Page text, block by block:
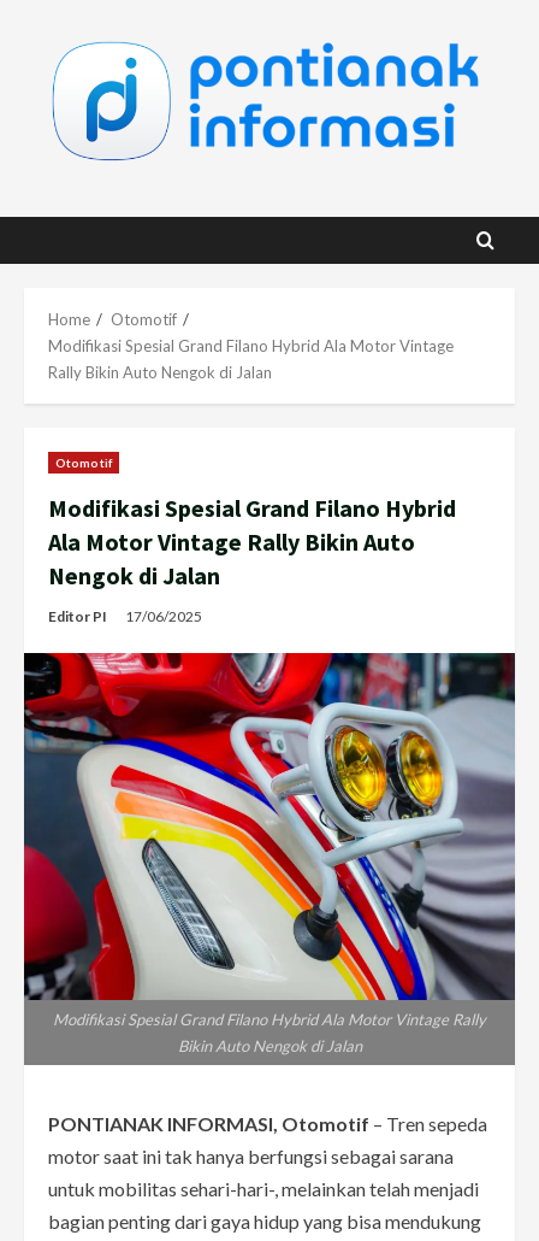
content
Home
Otomotif
Modifikasi Spesial Grand Filano Hybrid Ala Motor Vintage
Rally Bikin Auto Nengok di Jalan
Otomotif
Modifikasi Spesial Grand Filano Hybrid
Ala Motor Vintage Rally Bikin Auto
Nengok di Jalan
Editor PI 17/06/2025
Modifikasi Spesial Grand Filano Hybrid Ala Motor Vintage Rally
Bikin Auto Nengok di Jalan
PONTIANAK INFORMASI, Otomotif – Tren sepeda
motor saat ini tak hanya berfungsi sebagai sarana
untuk mobilitas sehari-hari-, melainkan telah menjadi
bagian penting dari gaya hidup yang bisa mendukung